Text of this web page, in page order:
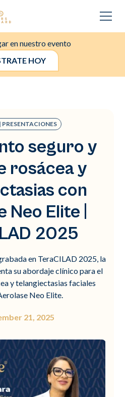
en nuestro evento
HOY
PRESENTACIONES
seguro y
rosácea y
con
Elite |
2025
en TeraCILAD 2025, la
su abordaje clínico para el
y telangiectasias faciales
Neo Elite.
21, 2025